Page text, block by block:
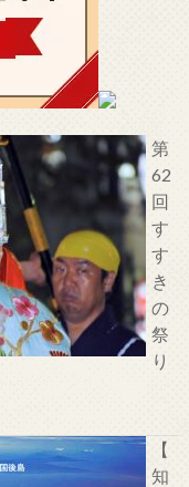
第
62
回
す
す
き
の
祭
り
【
知